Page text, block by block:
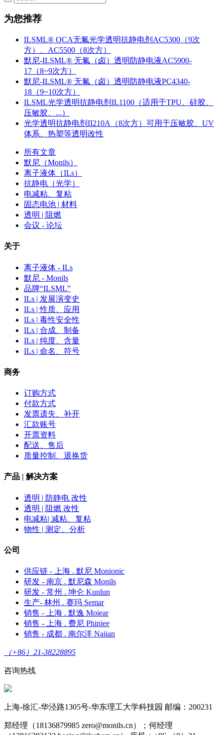
为您推荐
ILSML® OCA无氟光学透明抗静电剂AC5300（9次
方）、AC5500（8次方）
默尼-ILSML® 无氟（卤）透明防静电液AC5900-
17（8~9次方）
默尼-ILSML® 无氟（卤）透明防静电液PC4340-
18（9~10次方）
ILSML光学透明抗静电剂IL1100（适用于TPU、硅胶、
压敏胶、...）
光学透明抗静电剂II210A（8次方）可用于压敏胶、UV
体系、热塑等透明改性
所有文章
默尼（Monils）
离子液体（ILs）
抗静电（光学）
电减粘、复粘
固态电池 | 材料
透明 | 阻燃
会议 - 论坛
关于
离子液体 - ILs
默尼 - Monils
品牌“ILSML”
ILs | 发展演变史
ILs | 性质、应用
ILs | 毒性安全性
ILs | 合成、制备
ILs | 纯度、含量
ILs | 命名、符号
商务
订购方式
付款方式
发票遗失、补开
汇款账号
开票资料
配送、售后
质量控制、退换货
产品 | 解决方案
透明 | 防静电 改性
透明 | 阻燃 改性
电减粘| 减粘、复粘
物性 | 测定、分析
公司
供应链 - 上海 . 默尼 Monionic
研发 - 南京 . 默尼森 Monils
研发 - 常州 . 坤仑 Kunlun
生产- 林州 . 赛玛 Semar
销售 - 上海 . 默逸 Moiear
销售 - 上海 . 费尼 Phiniee
销售 - 成都 . 南尔洋 Naiian
（+86）21-38228895
咨询热线
上海-徐汇-华泾路1305号-华东理工大学科技园 邮编：200231
郑经理（18136879985 zero@monils.cn）；何经理